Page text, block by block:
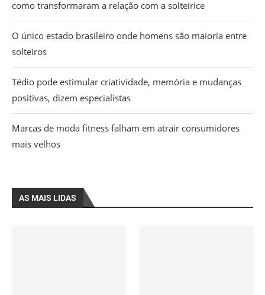
como transformaram a relação com a solteirice
O único estado brasileiro onde homens são maioria entre
solteiros
Tédio pode estimular criatividade, memória e mudanças
positivas, dizem especialistas
Marcas de moda fitness falham em atrair consumidores
mais velhos
AS MAIS LIDAS